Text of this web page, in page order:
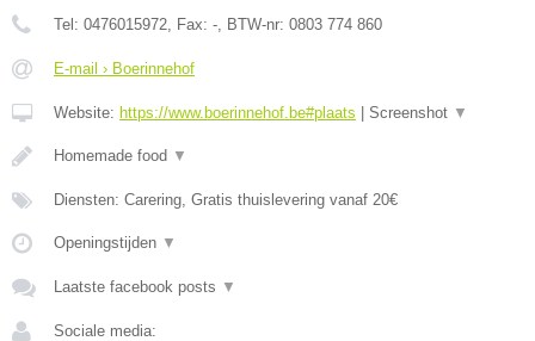
Tel: 0476015972 , Fax: - , BTW-nr: 0803 774 860
E-mail › Boerinnehof
Website: https://www.boerinnehof.be#plaats | Screenshot ▼
Homemade food ▼
Diensten: Carering, Gratis thuislevering vanaf 20€
Openingstijden ▼
Laatste facebook posts ▼
Sociale media: